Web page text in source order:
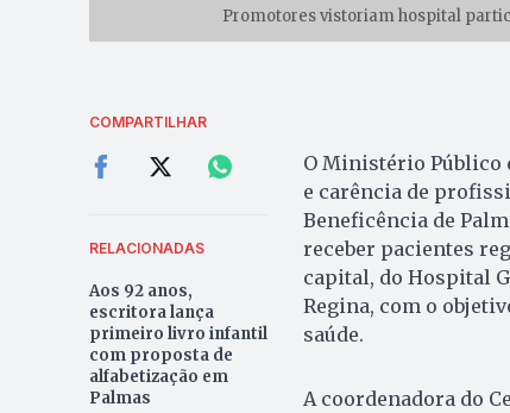
Promotores vistoriam hospital
COMPARTILHAR
RELACIONADAS
Aos 92 anos,
escritora lança
primeiro livro infantil
com proposta de
alfabetização em
Palmas
O Ministério Público
e carência de
Beneficência de
receber pacientes
capital, do Hospital
Regina, com o
saúde.
A coordenadora do